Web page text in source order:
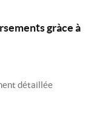
gràce à
détaillée